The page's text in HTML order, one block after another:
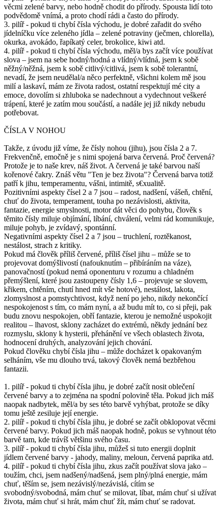
věcmi zelené barvy, nebo hodně chodit do přírody. Spousta lidí toto
podvědomě vnímá, a proto chodí rádi a často do přírody.
3. pilíř - pokud ti chybí čísla východu, je dobré zařadit do svého
jídelníčku více zeleného jídla – zelené potraviny (ječmen, chlorella),
okurka, avokádo, řapíkatý celer, brokolice, kiwi atd.
4. pilíř - pokud ti chybí čísla východu, měl/a bys začít více používat
slova – jsem na sebe hodný/hodná a vlídný/vlídná, jsem k sobě
něžný/něžná, jsem k sobě citlivý/citlivá, jsem k sobě tolerantní,
nevadí, že jsem neudělal/a něco perfektně, všichni kolem mě jsou
milí a laskaví, mám ze života radost, ostatní respektují mé city a
emoce, dovolím si zhluboka se nadechnout a vydechnout veškeré
trápení, které je zatím mou součástí, a nadále jej již nikdy nebudu
potřebovat.
ČÍSLA V NOHOU
Takže, z úvodu již víme, že čísly nohou (jihu), jsou čísla 2 a 7.
Frekvenčně, emočně je s nimi spojená barva červená. Proč červená?
Protože je to naše krev, náš život. A červená je také barvou naší
kořenové čakry. Znáš větu "Ten je bez života"? Červená barva totiž
patří k jihu, temperamentu, vášni, intimitě, s€xualitě.
Pozitivními aspekty čísel 2 a 7 jsou – radost, nadšení, vášeň, chtění,
chuť do života, temperament, touha po nezávislosti, aktivita,
fantazie, energie smyslnosti, motor dát věci do pohybu, člověk s
těmito čísly miluje objímání, líbání, chválení, velmi rád komunikuje,
miluje pohyb, je zvídavý, spontánní.
Negativními aspekty čísel 2 a 7 jsou – truchlení, roztěkanost,
nestálost, strach z kritiky.
Pokud má člověk příliš červené, příliš čísel jihu – může se to
projevovat domýšlivostí (nafouknutím – přibíráním na váze),
panovačností (pokud nemá oponenturu v rozumu a chladném
přemýšlení, které jsou zastoupeny čísly 1,6 – projevuje se slovem,
křikem, chtěním, chutí hned mít vše hotové), nestálost, lakota,
zlomyslnost a pomstychtivost, když není po jeho, nikdy nekončící
nespokojenost s tím, co mám nyní, a až budu mít to, co si přeji, pak
budu znovu nespokojen, obří fantazie, kterou je nemožné uspokojit
realitou – lhavost, sklony zacházet do extrémů, někdy jednání bez
rozmyslu, sklony k hysterii, přehánění ve všech oblastech života,
hodnocení druhých, analyzování jejich chování.
Pokud člověku chybí čísla jihu – může docházet k opakovaným
selháním, vše mu dlouho trvá, takový člověk nemá bezbřehou
fantazii.
1. pilíř - pokud ti chybí čísla jihu, je dobré začít nosit oblečení
červené barvy a to zejména na spodní polovině těla. Pokud jich máš
naopak nadbytek, měl/a by ses této barvě vyhýbat, protože se díky
tomu ještě zesiluje její energie.
2. pilíř - pokud ti chybí čísla jihu, je dobré se začít obklopovat věcmi
červené barvy. Pokud jich máš naopak hodně, pokus se vyhnout této
barvě tam, kde trávíš většinu svého času.
3. pilíř - pokud ti chybí čísla jihu, můžeš si tuto energii doplnit
jídlem červené barvy - jahody, maliny, meloun, červená paprika atd.
4. pilíř - pokud ti chybí čísla jihu, zkus začít používat slova jako –
toužím, chci, jsem nadšený/nadšená, jsem plný/plná energie, mám
chuť, těším se, jsem nezávislý/nezávislá, cítím se
svobodný/svobodná, mám chuť se milovat, líbat, mám chuť si užívat
života, mám chuť si hrát, mám chuť žít, mám chuť se radovat.